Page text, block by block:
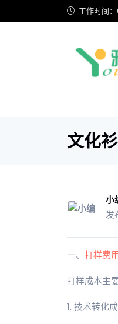
工作时间
文化
小
发
一、 打样费
打样成本主
1. 技术转化